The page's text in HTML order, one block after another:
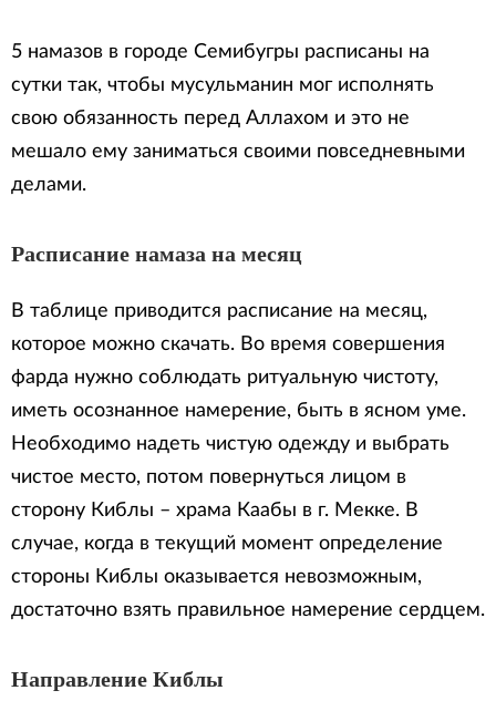
5 намазов в городе Семибугры расписаны на
сутки так, чтобы мусульманин мог исполнять
свою обязанность перед Аллахом и это не
мешало ему заниматься своими повседневными
делами.
Расписание намаза на месяц
В таблице приводится расписание на месяц,
которое можно скачать. Во время совершения
фарда нужно соблюдать ритуальную чистоту,
иметь осознанное намерение, быть в ясном уме.
Необходимо надеть чистую одежду и выбрать
чистое место, потом повернуться лицом в
сторону Киблы – храма Каабы в г. Мекке. В
случае, когда в текущий момент определение
стороны Киблы оказывается невозможным,
достаточно взять правильное намерение сердцем.
Направление Киблы